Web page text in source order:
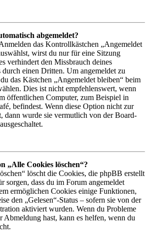
abgemeldet?
das Kontrollkästchen „Angemeldet
wirst du nur für eine Sitzung
verhindert den Missbrauch deines
durch einen Dritten. Um angemeldet zu
das Kästchen „Angemeldet bleiben“ beim
Dies ist nicht empfehlenswert, wenn
öffentlichen Computer, zum Beispiel in
befindest. Wenn diese Option nicht zur
dann wurde sie vermutlich von der Board-
„Alle Cookies löschen“?
löscht die Cookies, die phpBB erstellt
sorgen, dass du im Forum angemeldet
ermöglichen Cookies einige Funktionen,
den „Gelesen“-Status – sofern sie von der
aktiviert wurden. Wenn du Probleme
Abmeldung hast, kann es helfen, wenn du